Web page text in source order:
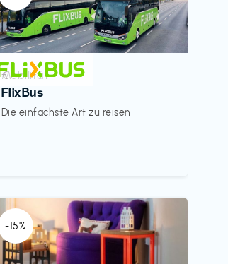
Mobilität
FlixBus
Die einfachste Art zu reisen
€‎
-15%